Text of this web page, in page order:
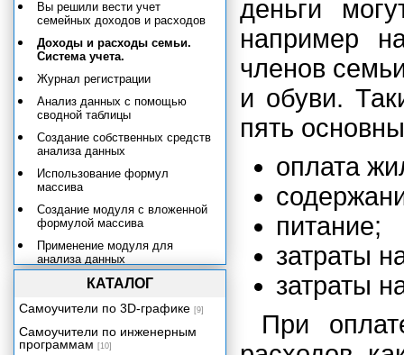
деньги
например
членов
и обуви.
пять
оплата
питание;
затраты
затраты
При
Вы решили вести учет
семейных доходов и расходов
Доходы и расходы семьи.
Система учета.
Журнал регистрации
Анализ данных с помощью
сводной таблицы
Создание собственных средств
анализа данных
Использование формул
массива
Создание модуля с вложенной
формулой массива
Применение модуля для
анализа данных
Анализ доходов семьи в разные
Предварительная таблица
Доход члена семьи за
КАТАЛОГ
Самоучители по 3D-графике [9]
Самоучители по инженерным
программам [10]